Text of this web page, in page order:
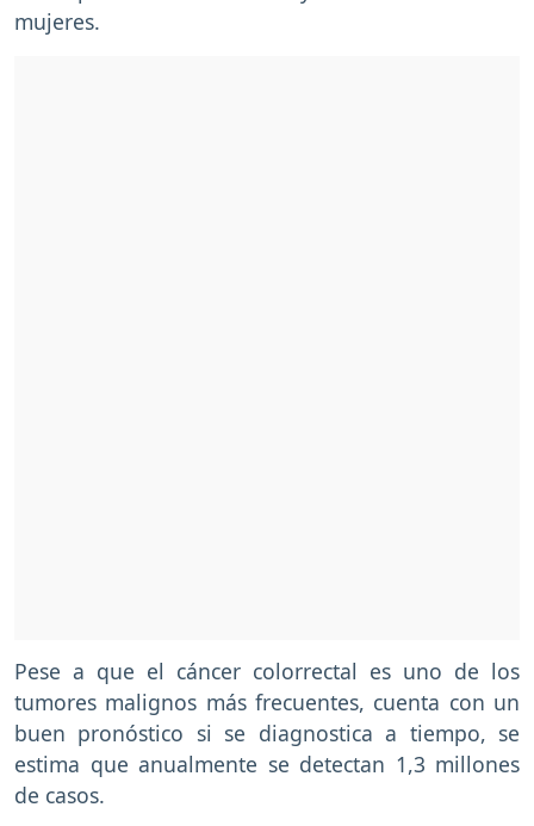
mujeres.
Pese a que el cáncer colorrectal es uno de los
tumores malignos más frecuentes, cuenta con un
buen pronóstico si se diagnostica a tiempo, se
estima que anualmente se detectan 1,3 millones
de casos.